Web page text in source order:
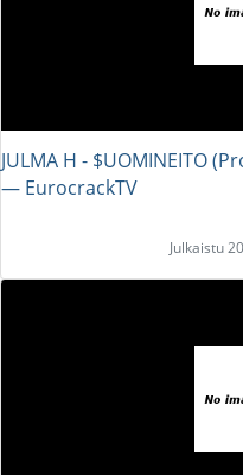
JULMA H - $UOMINEITO
― EurocrackTV
Julkaistu